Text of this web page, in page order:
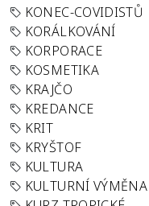
KONEC-COVIDISTŮ
KORÁLKOVÁNÍ
KORPORACE
KOSMETIKA
KRAJČO
KREDANCE
KRIT
KRYŠTOF
KULTURA
KULTURNÍ VÝMĚNA